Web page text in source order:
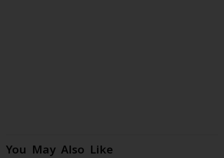
You May Also Like